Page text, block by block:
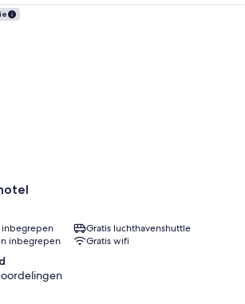
Gratis luchthavenshuttle
inbegrepen
Gratis wifi